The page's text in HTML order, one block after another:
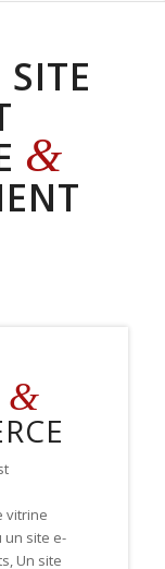
&
&
vitrine
site e-
Un site